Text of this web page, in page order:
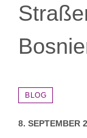
BLOG
8. SEPTEMBER